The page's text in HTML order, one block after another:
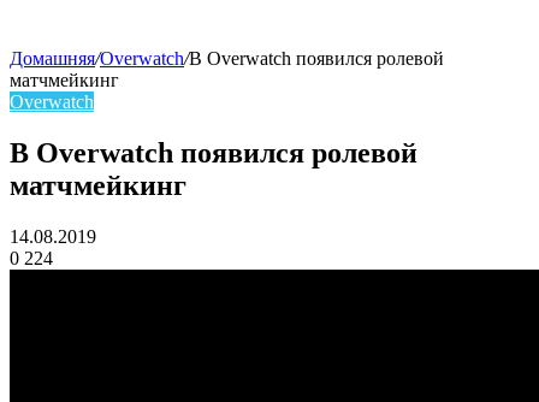
skin
Домашняя/Overwatch/В Overwatch появился ролевой
матчмейкинг
Overwatch
В Overwatch появился ролевой
матчмейкинг
14.08.2019
0 224